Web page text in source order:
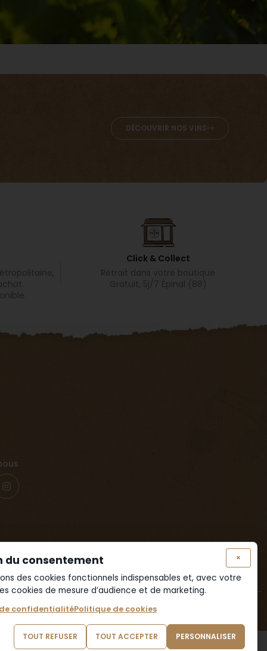
DÉCOUVRIR NOS VINS
Click & Collect
pour la santé. Consommer avec modération.
×
du consentement
des cookies fonctionnels indispensables et, avec votre
cookies de mesure d’audience et de marketing.
confidentialitéPolitique de cookies
TOUT REFUSER TOUT ACCEPTER PERSONNALISER